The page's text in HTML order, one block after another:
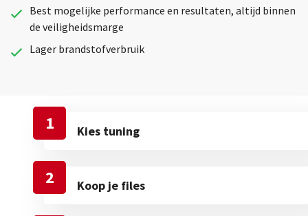
Best mogelijke performance en resultaten, altijd binnen
de veiligheidsmarge
Lager brandstofverbruik
1 Kies tuning
2 Koop je files